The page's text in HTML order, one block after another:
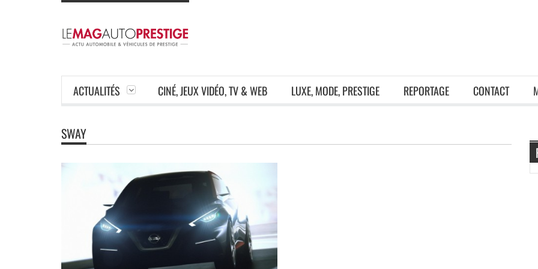
ACTUALITÉS CINÉ, JEUX VIDÉO, TV & WEB LUXE, MODE, PRESTIGE REPORTAGE CONTACT
SWAY